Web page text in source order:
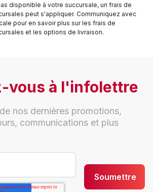
disponible à votre succursale, un frais de
peut s'appliquer. Communiquez avec
pour en savoir plus sur les frais de
et les options de livraison.
vous à l'infolettre
nos dernières promotions,
communications et plus